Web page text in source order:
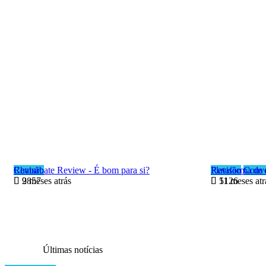
Revisão
Chaturbate Review - É bom para si?
9 meses atrás
2857
Revisão
Plataforma
11 meses
5126
Últimas notícias